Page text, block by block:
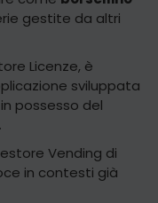
gestite da altri
Licenze, è
sviluppata
possesso del
Vending di
in contesti già